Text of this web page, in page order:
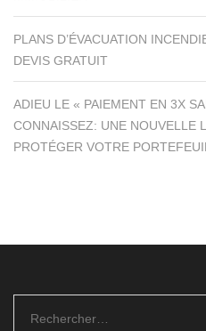
PLANS D’ÉVACUATION
DEVIS GRATUIT
ADIEU LE « PAIEMENT EN 3X
CONNAISSEZ: UNE NOUVELLE
PROTÉGER VOTRE
Rechercher :